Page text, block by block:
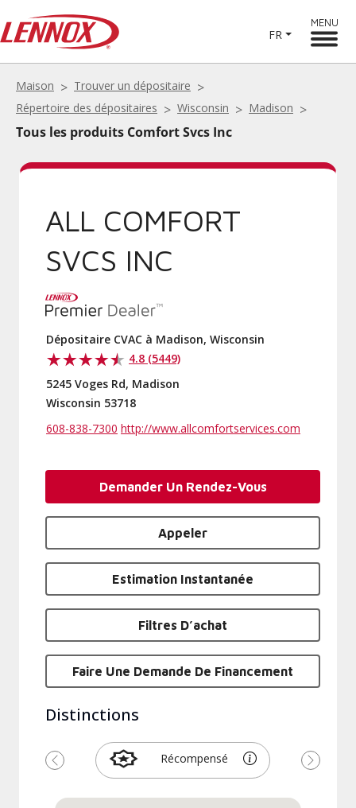
FR
MENU
Maison
Trouver un dépositaire
Répertoire des dépositaires
Wisconsin Madison
Tous les produits Comfort Svcs Inc
ALL COMFORT
SVCS INC
Dépositaire CVAC à Madison, Wisconsin
4.8 (5449)
5245 Voges Rd, Madison
Wisconsin 53718
608-838-7300 http://www.allcomfortservices.com
Demander Un Rendez-Vous
Appeler
Estimation Instantanée
Filtres D’achat
Faire Une Demande De Financement
Distinctions
Récompensé
Précédent Suivant